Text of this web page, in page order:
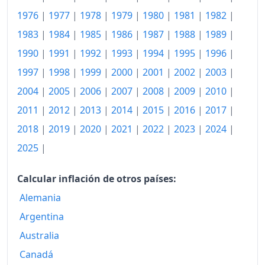
1976 | 1977 | 1978 | 1979 | 1980 | 1981 | 1982 |
1983 | 1984 | 1985 | 1986 | 1987 | 1988 | 1989 |
1990 | 1991 | 1992 | 1993 | 1994 | 1995 | 1996 |
1997 | 1998 | 1999 | 2000 | 2001 | 2002 | 2003 |
2004 | 2005 | 2006 | 2007 | 2008 | 2009 | 2010 |
2011 | 2012 | 2013 | 2014 | 2015 | 2016 | 2017 |
2018 | 2019 | 2020 | 2021 | 2022 | 2023 | 2024 |
2025 |
Calcular inflación de otros países:
Alemania
Argentina
Australia
Canadá